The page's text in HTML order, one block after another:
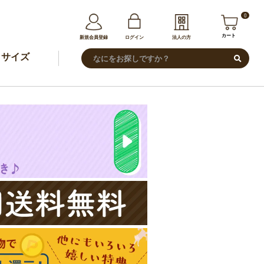
新規会員登録 ログイン 法人の方
0
カート
サイズ